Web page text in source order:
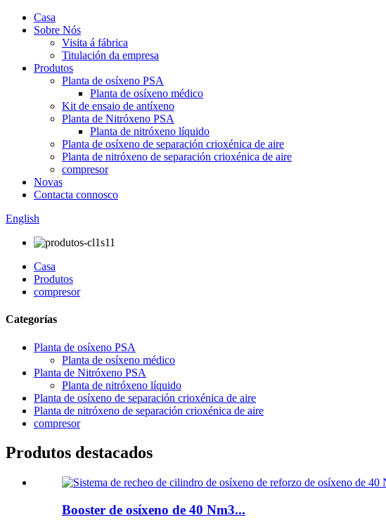
Casa
Sobre Nós
Visita á fábrica
Titulación da empresa
Produtos
Planta de osíxeno PSA
Planta de osíxeno médico
Kit de ensaio de antíxeno
Planta de Nitróxeno PSA
Planta de nitróxeno líquido
Planta de osíxeno de separación crioxénica de aire
Planta de nitróxeno de separación crioxénica de aire
compresor
Novas
Contacta connosco
English
Casa
Produtos
compresor
Categorías
Planta de osíxeno PSA
Planta de osíxeno médico
Planta de Nitróxeno PSA
Planta de nitróxeno líquido
Planta de osíxeno de separación crioxénica de aire
Planta de nitróxeno de separación crioxénica de aire
compresor
Produtos destacados
Booster de osíxeno de 40 Nm3...